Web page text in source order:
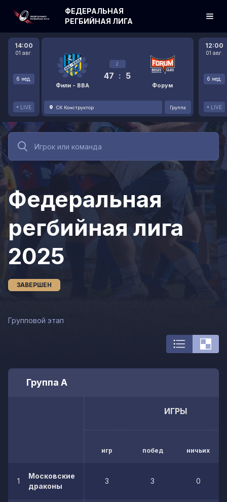
14:00
01 авг.
6 нед.
LIVE
Фили - ВВА
2
47 : 5
Форум
СК Конструктор Группа
12:00
01 авг.
6 нед.
LIVE
ФЕДЕРАЛЬНАЯ
РЕГБИЙНАЯ ЛИГА
Федеральная
регбийная лига
2025
ЗАВЕРШЕН
Групповой этап
Группа А
ИГРЫ
игр побед ничьих
1
Московские
драконы
3 3 0